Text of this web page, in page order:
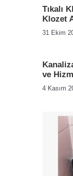
Tıkalı
Klozet
31 Ekim
ve
4 Kasım